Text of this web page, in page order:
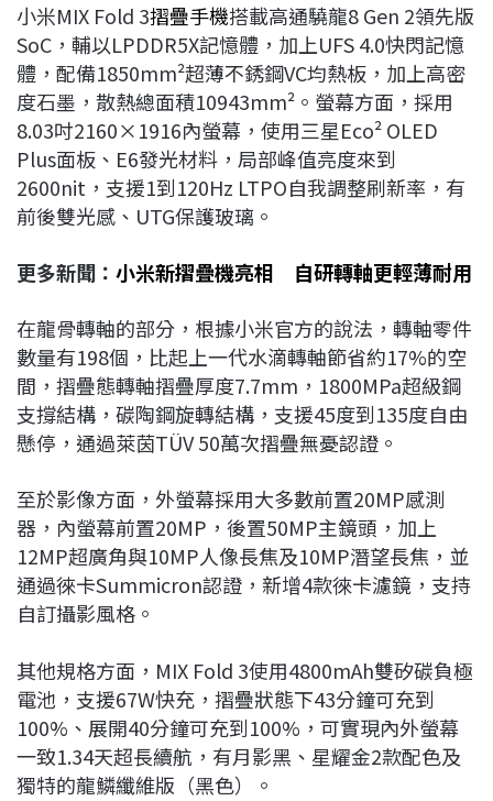
小米MIX Fold 3摺疊手機搭載高通驍龍8 Gen 2領先版
SoC，輔以LPDDR5X記憶體，加上UFS 4.0快閃記憶
體，配備1850mm²超薄不銹鋼VC均熱板，加上高密
度石墨，散熱總面積10943mm²。螢幕方面，採用
8.03吋2160×1916內螢幕，使用三星Eco² OLED
Plus面板、E6發光材料，局部峰值亮度來到
2600nit，支援1到120Hz LTPO自我調整刷新率，有
前後雙光感、UTG保護玻璃。
更多新聞： 小米新摺疊機亮相 自研轉軸更輕薄耐用
在龍骨轉軸的部分，根據小米官方的說法，轉軸零件
數量有198個，比起上一代水滴轉軸節省約17%的空
間，摺疊態轉軸摺疊厚度7.7mm，1800MPa超級鋼
支撐結構，碳陶鋼旋轉結構，支援45度到135度自由
懸停，通過萊茵TÜV 50萬次摺疊無憂認證。
至於影像方面，外螢幕採用大多數前置20MP感測
器，內螢幕前置20MP，後置50MP主鏡頭，加上
12MP超廣角與10MP人像長焦及10MP潛望長焦，並
通過徠卡Summicron認證，新增4款徠卡濾鏡，支持
自訂攝影風格。
其他規格方面，MIX Fold 3使用4800mAh雙矽碳負極
電池，支援67W快充，摺疊狀態下43分鐘可充到
100%、展開40分鐘可充到100%，可實現內外螢幕
一致1.34天超長續航，有月影黑、星耀金2款配色及
獨特的龍鱗纖維版（黑色）。